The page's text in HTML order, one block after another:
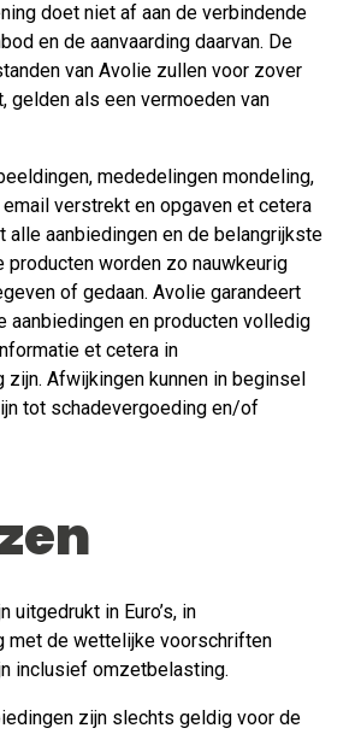
doet niet af aan de verbindende
en de aanvaarding daarvan. De
van Avolie zullen voor zover
gelden als een vermoeden van
mededelingen mondeling,
verstrekt en opgaven et cetera
alle aanbiedingen en de belangrijkste
producten worden zo nauwkeurig
of gedaan. Avolie garandeert
aanbiedingen en producten volledig
et cetera in
Afwijkingen kunnen in beginsel
tot schadevergoeding en/of
uitgedrukt in Euro’s, in
met de wettelijke voorschriften
inclusief omzetbelasting.
zijn slechts geldig voor de